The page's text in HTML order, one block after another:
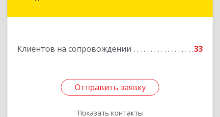
Клиентов на сопровождении 33
Отправить заявку
Показать контакты
Отправить заявку
Назад